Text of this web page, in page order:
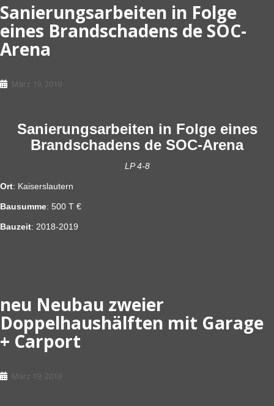
Sanierungsarbeiten in Folge
eines Brandschadens de SOC-
Arena
März 19, 2019
Sanierungsarbeiten in Folge eines
Brandschadens de SOC-Arena
LP 4-8
Ort: Kaiserslautern
Bausumme: 500 T €
Bauzeit: 2018-2019
neu Neubau zweier
Doppelhaushälften mit Garage
+ Carport
März 19, 2019